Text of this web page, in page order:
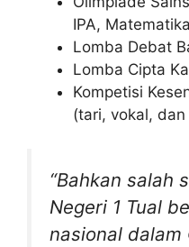
IPA,
Lomba Debat
Lomba Cipta
Kompetisi
(tari, vokal,
“Bahkan salah
Negeri 1 Tual
nasional dalam